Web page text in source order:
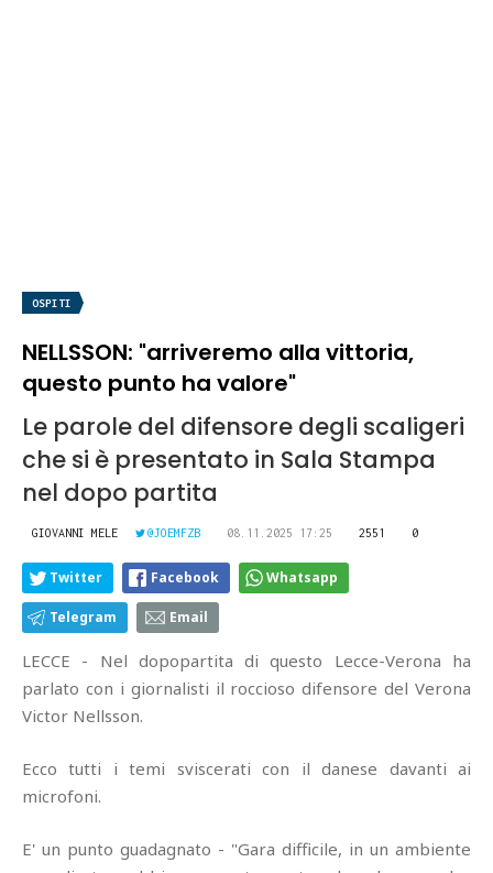
OSPITI
NELLSSON: "arriveremo alla vittoria,
questo punto ha valore"
Le parole del difensore degli scaligeri
che si è presentato in Sala Stampa
nel dopo partita
GIOVANNI MELE @JOEMFZB 08.11.2025 17:25 2551 0
Twitter Facebook Whatsapp
Telegram Email
LECCE - Nel dopopartita di questo Lecce-Verona ha
parlato con i giornalisti il roccioso difensore del Verona
Victor Nellsson.
Ecco tutti i temi sviscerati con il danese davanti ai
microfoni.
E' un punto guadagnato - "Gara difficile, in un ambiente